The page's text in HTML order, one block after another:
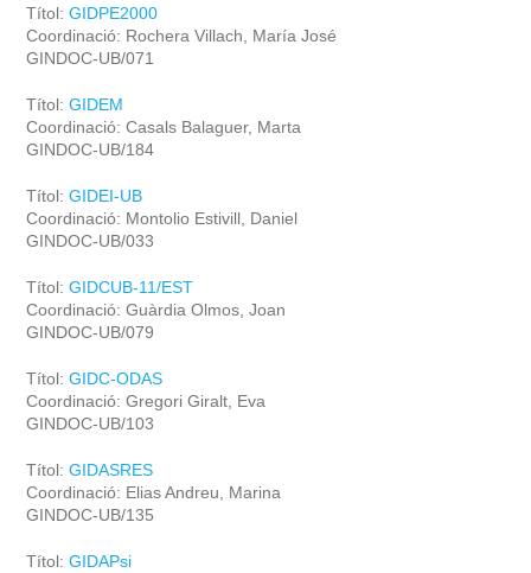
Títol: GIDPE2000
Coordinació: Rochera Villach, María José
GINDOC-UB/071
Títol: GIDEM
Coordinació: Casals Balaguer, Marta
GINDOC-UB/184
Títol: GIDEI-UB
Coordinació: Montolio Estivill, Daniel
GINDOC-UB/033
Títol: GIDCUB-11/EST
Coordinació: Guàrdia Olmos, Joan
GINDOC-UB/079
Títol: GIDC-ODAS
Coordinació: Gregori Giralt, Eva
GINDOC-UB/103
Títol: GIDASRES
Coordinació: Elias Andreu, Marina
GINDOC-UB/135
Títol: GIDAPsi